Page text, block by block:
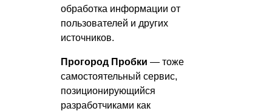
обработка информации от
пользователей и других
источников.
Прогород Пробки — тоже
самостоятельный сервис,
позиционирующийся
разработчиками как